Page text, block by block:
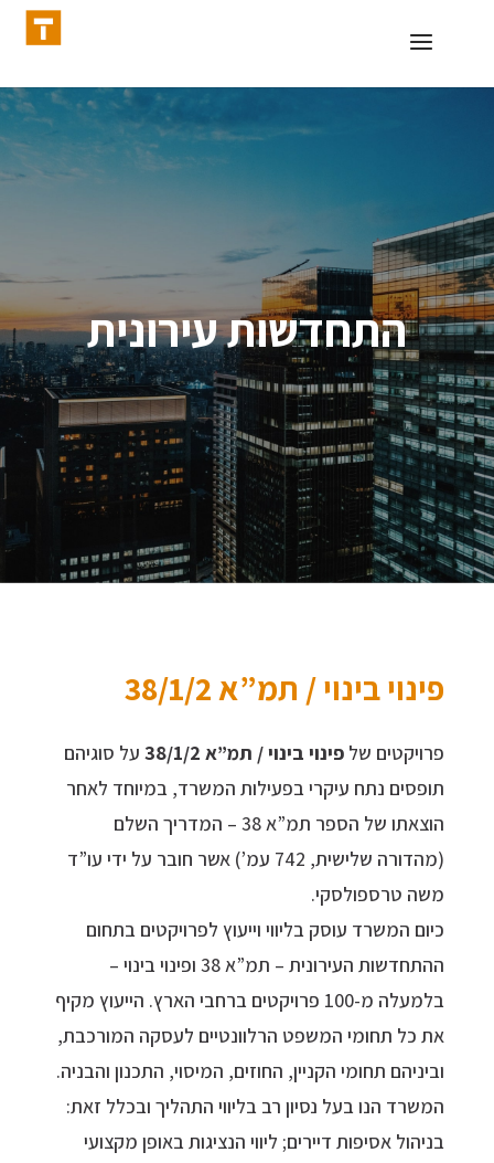
התחדשות עירונית
פינוי בינוי / תמ”א 38/1/2
פרויקטים של פינוי בינוי / תמ”א 38/1/2
על סוגיהם
תופסים נתח עיקרי בפעילות המשרד, במיוחד לאחר
הוצאתו של הספר תמ”א 38 – המדריך השלם
(מהדורה שלישית, 742 עמ’) אשר חובר על ידי עו”ד
משה טרספולסקי.
כיום המשרד עוסק בליווי וייעוץ לפרויקטים בתחום
ההתחדשות העירונית – תמ”א 38 ופינוי בינוי –
בלמעלה מ-100 פרויקטים ברחבי הארץ. הייעוץ מקיף
את כל תחומי המשפט הרלוונטיים לעסקה המורכבת,
וביניהם תחומי הקניין, החוזים, המיסוי, התכנון והבניה.
המשרד הנו בעל נסיון רב בליווי התהליך ובכלל זאת:
בניהול אסיפות דיירים; ליווי הנציגות באופן מקצועי